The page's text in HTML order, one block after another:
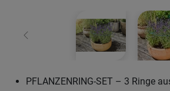
Zurück
PFLANZENRING-SET – 3 Ringe